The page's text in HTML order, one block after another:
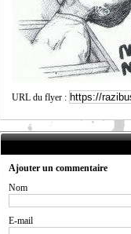
URL du flyer :
Ajouter un commentaire
Nom
E-mail